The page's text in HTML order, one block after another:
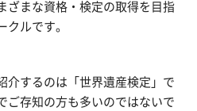
ざまな資格・検定の取得を目指
クルです。
介するのは「世界遺産検定」で
ご存知の方も多いのではないで